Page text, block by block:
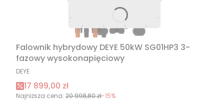
Falownik hybrydowy DEYE 50kW SG01HP3 3-
fazowy wysokonapięciowy
PRODUCENT
DEYE
Cena promocyjna
17 899,00 zł
Najniższa cena: 20 998,80 zł-15%